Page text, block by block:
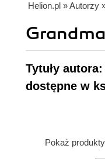
Helion.pl » Autorzy
Tytuły
dostępne w
Pokaż